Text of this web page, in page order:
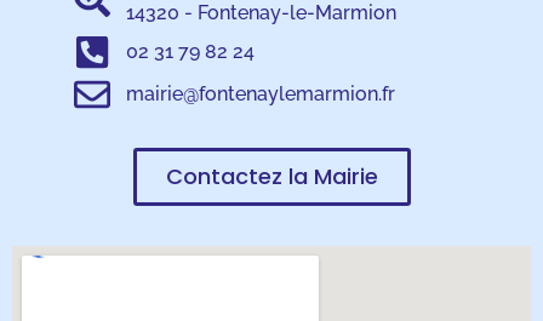
14320 - Fontenay-le-Marmion
02 31 79 82 24
mairie@fontenaylemarmion.fr
Contactez la Mairie